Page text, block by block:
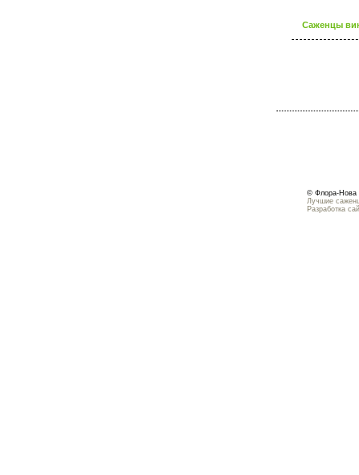
Саженцы
© Флора-Нова
Лучшие
Разработка